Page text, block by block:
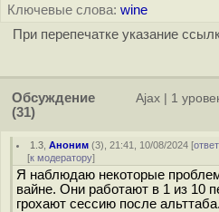
Ключевые слова: wine
При перепечатке указание
Обсуждение
(31)
Ajax 1
1.3 ,Аноним (3), 21:41, 10/08/2024 [
[к модератору]
Я наблюдаю некоторые
вайне. Они работают в 1 из 10
грохают сессию после альттаба.